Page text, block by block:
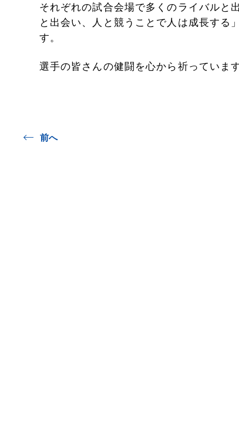
それぞれの試合会場で多くのライバルと
と出会い、人と競うことで人は成長する
す。
選手の皆さんの健闘を心から祈っています
前へ